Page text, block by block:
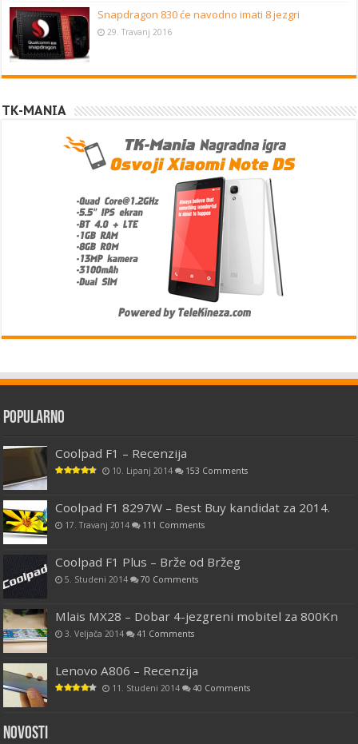
Snapdragon 830 će navodno imati 8 jezgri
29. Travanj 2016
TK-MANIA
Popularno
Coolpad F1 – Recenzija
10. Lipanj 2014 153 Comments
Coolpad F1 8297W – Best Buy kandidat za 2014.
17. Travanj 2014 111 Comments
Coolpad F1 Plus – Brže od Bržeg
5. Studeni 2014 70 Comments
Mlais MX28 – Dobar 4-jezgreni mobitel za 800Kn
3. Veljača 2014 41 Comments
Lenovo A806 – Recenzija
11. Studeni 2014 40 Comments
Novosti